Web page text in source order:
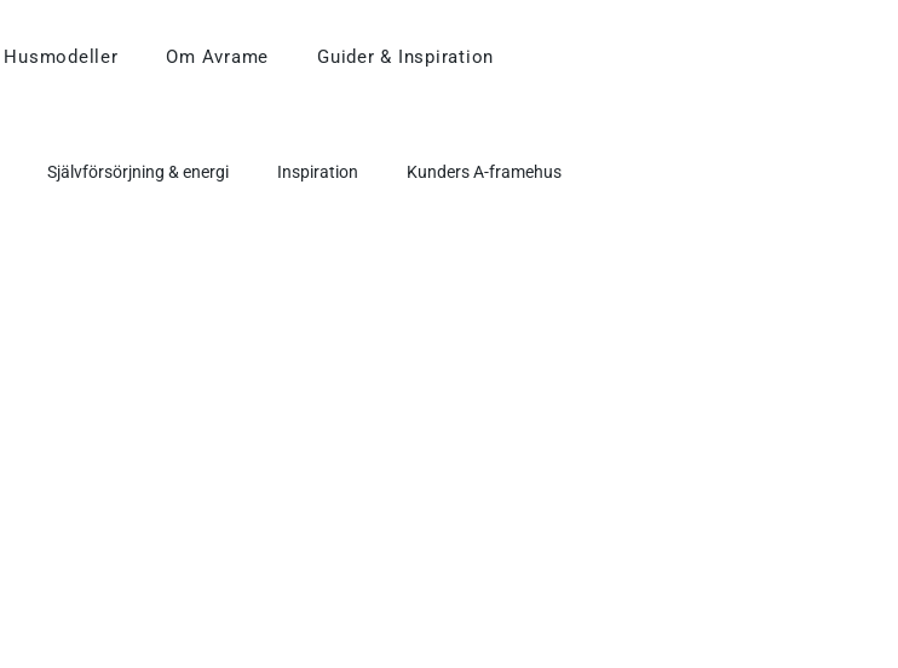
Husmodeller Om Avrame Guider & Inspiration
Självförsörjning & energi Inspiration Kunders A-framehus